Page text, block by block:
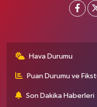
Hava Durumu
Puan Durumu ve
Son Dakika Haberleri